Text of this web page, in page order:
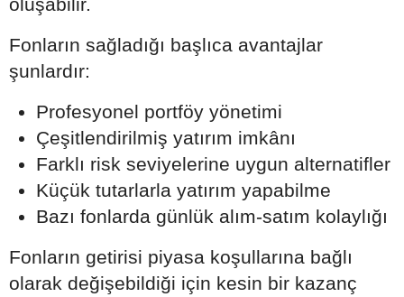
Fonların sağladığı başlıca avantajlar
şunlardır:
Profesyonel portföy yönetimi
Çeşitlendirilmiş yatırım imkânı
Farklı risk seviyelerine uygun alternatifler
Küçük tutarlarla yatırım yapabilme
Bazı fonlarda günlük alım-satım kolaylığı
Fonların getirisi piyasa koşullarına bağlı
olarak değişebildiği için kesin bir kazanç